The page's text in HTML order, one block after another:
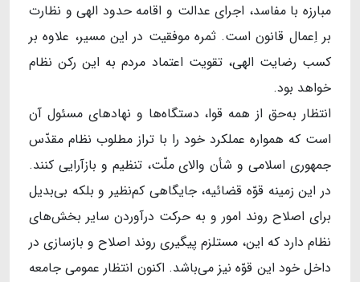
مبارزه با مفاسد، اجرای عدالت و اقامه‌‌ حدود الهی و نظارت
بر اِعمال قانون است. ثمره‌ موفقیت در این مسیر، علاوه بر
کسب رضایت الهی، تقویت اعتماد مردم به این رکن نظام
خواهد بود.
انتظار به‌حق از همه‌ قوا، دستگاه‌ها و نهادهای مسئول آن
است که همواره عملکرد خود را با تراز مطلوب نظام مقدّس
جمهوری اسلامی و شأن والای ملّت، تنظیم و بازآرایی کنند.
در این زمینه قوّه‌ قضائیه، جایگاهی کم‌نظیر و بلکه بی‌بدیل
برای اصلاح روند امور و به حرکت درآوردن سایر بخش‌های
نظام دارد که این، مستلزم پیگیری روند اصلاح و بازسازی در
داخل خود این قوّه نیز می‌باشد. اکنون انتظار عمومی جامعه